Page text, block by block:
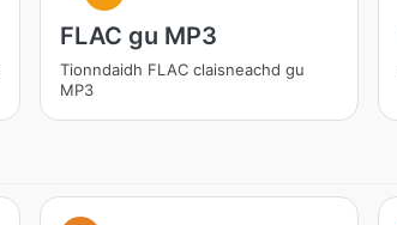
FLAC gu MP3
Tionndaidh FLAC claisneachd gu
MP3